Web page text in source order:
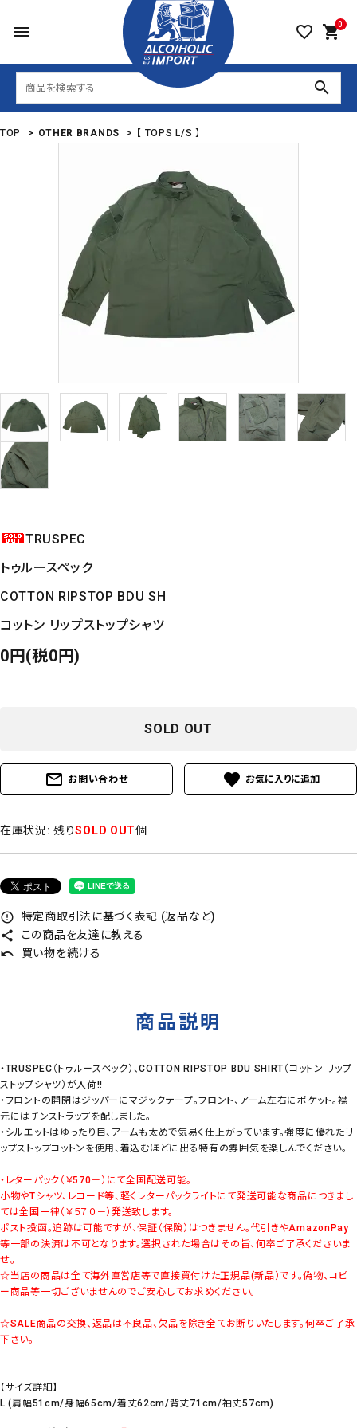
menu favorite_border 0
shopping_cart
search
TOP > OTHER BRANDS > 【 TOPS L/S 】
TRUSPEC
トゥルースペック
COTTON RIPSTOP BDU SH
コットン リップストップシャツ
0円(税0円)
SOLD OUT
mail_outline お問い合わせ favorite
在庫状況: 残りSOLD OUT個
error_outline 特定商取引法に基づく表記 (返品など)
share この商品を友達に教える
undo 買い物を続ける
商品説明
・TRUSPEC（トゥルースペック）、COTTON RIPSTOP BDU SHIRT（コットン リップ
ストップシャツ）が入荷!!
・フロントの開閉はジッパーにマジックテープ。フロント、アーム左右にポケット。襟
元にはチンストラップを配しました。
・シルエットはゆったり目、アームも太めで気易く仕上がっています。強度に優れたリ
ップストップコットンを使用、着込むほどに出る特有の雰囲気を楽しんでください。
・レターパック（￥570－）にて全国配送可能。
小物やTシャツ、レコード等、軽くレターパックライトにて発送可能な商品につきまし
ては全国一律（￥５７０－）発送致します。
ポスト投函。追跡は可能ですが、保証（保険）はつきません。代引きやAmazonPay
等一部の決済は不可となります。選択された場合はその旨、何卒ご了承くださいま
せ。
☆当店の商品は全て海外直営店等で直接買付けた正規品(新品）です。偽物、コピ
ー商品等一切ございませんのでご安心してお求めください。
☆SALE商品の交換、返品は不良品、欠品を除き全てお断りいたします。何卒ご了承
下さい。
【サイズ詳細】
L (肩幅51cm/身幅65cm/着丈62cm/背丈71cm/袖丈57cm)